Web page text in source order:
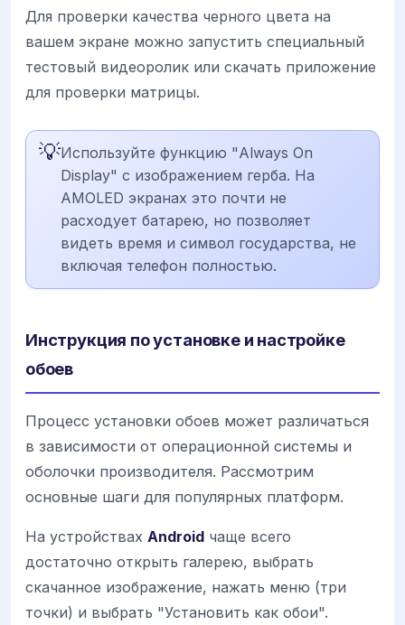
Для проверки качества черного цвета на
вашем экране можно запустить специальный
тестовый видеоролик или скачать приложение
для проверки матрицы.
💡Используйте функцию "Always On
Display" с изображением герба. На
AMOLED экранах это почти не
расходует батарею, но позволяет
видеть время и символ государства, не
включая телефон полностью.
Инструкция по установке и настройке
обоев
Процесс установки обоев может различаться
в зависимости от операционной системы и
оболочки производителя. Рассмотрим
основные шаги для популярных платформ.
На устройствах Android чаще всего
достаточно открыть галерею, выбрать
скачанное изображение, нажать меню (три
точки) и выбрать "Установить как обои".